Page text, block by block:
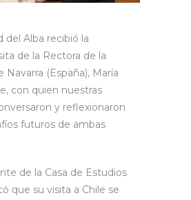
del Alba recibió la
de la Rectora de la
Navarra (España), ​​​María
con quien nuestras
y reflexionaron
futuros de ambas
de la Casa de Estudios
que su visita a Chile se